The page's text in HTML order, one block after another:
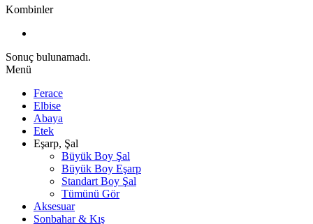
Kombinler
Sonuç bulunamadı.
Menü
Ferace
Elbise
Abaya
Etek
Eşarp, Şal
Büyük Boy Şal
Büyük Boy Eşarp
Standart Boy Şal
Tümünü Gör
Aksesuar
Sonbahar & Kış